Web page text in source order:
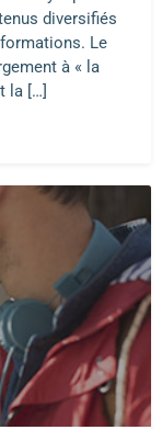
diversifiés
Le
à « la
la […]